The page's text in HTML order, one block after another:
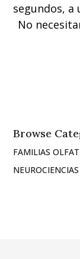
segundos, a
No
Browse
FAMILIAS
NEUROCIENCIAS